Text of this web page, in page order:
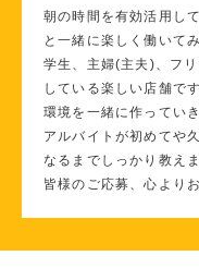
朝の時間を有効活用し
と一緒に楽しく働いて
学生、主婦(主夫)、フ
している楽しい店舗で
環境を一緒に作ってい
アルバイトが初めてや
なるまでしっかり教え
皆様のご応募、心より